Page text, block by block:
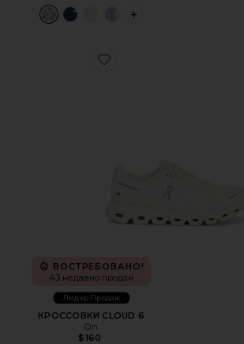
PLUS ICON TO SEE
Favorite КРОССОВКИ CLOUD 6
ВОСТРЕБОВАНО!
43 недавно продан
Лидер Продаж
КРОССОВКИ CLOUD 6
On
$160